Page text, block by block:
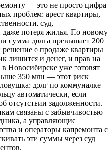
— это не просто цифра
проблем: арест квартиры,
суд,
потеря жилья. По новому
сумма долга превышает 200
решение о продаже квартиры
лишится и денег, и прав на
Новосибирске уже готовят
350 млн — этот риск
долг по коммуналке
автоматически, если
отсутствии задолженности.
связаны с забывчивостью
а управляющие
и операторы капремонта с
эти суммы через суд